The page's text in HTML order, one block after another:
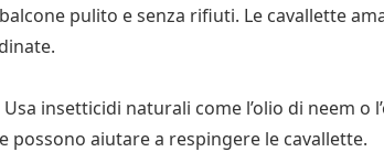
pulito e senza rifiuti. Le cavallette
insetticidi naturali come l’olio di neem o
possono aiutare a respingere le cavallette.